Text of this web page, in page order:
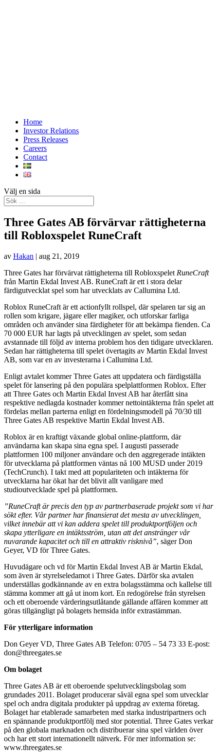
Home
Investor Relations
Press Releases
Careers
Contact
Välj en sida
Three Gates AB förvärvar rättigheterna
till Robloxspelet RuneCraft
av Hakan | aug 21, 2019
Three Gates har förvärvat rättigheterna till Robloxspelet RuneCraft
från Martin Ekdal Invest AB. RuneCraft är ett i stora delar
färdigutvecklat spel som har utvecklats av Callumina Ltd.
Roblox RuneCraft är ett actionfyllt rollspel, där spelaren tar sig an
rollen som krigare, jägare eller magiker, och utforskar farliga
områden och använder sina färdigheter för att bekämpa fienden. Ca
70 000 EUR har lagts på utvecklingen av spelet, som sedan
avstannade till följd av interna problem hos den tidigare utvecklaren.
Sedan har rättigheterna till spelet övertagits av Martin Ekdal Invest
AB, som var en av investerarna i Callumina Ltd.
Enligt avtalet kommer Three Gates att uppdatera och färdigställa
spelet för lansering på den populära spelplattformen Roblox. Efter
att Three Gates och Martin Ekdal Invest AB har återfått sina
respektive nedlagda kostnader kommer nettointäkterna från spelet att
fördelas mellan parterna enligt en fördelningsmodell på 70/30 till
Three Gates AB respektive Martin Ekdal Invest AB.
Roblox är en kraftigt växande global online-plattform, där
användarna kan skapa sina egna spel. I augusti passerade
plattformen 100 miljoner användare och den aggregerade intäkten
för utvecklarna på plattformen väntas nå 100 MUSD under 2019
(TechCrunch). I takt med att populariteten och intäkterna för
utvecklarna har ökat har det blivit allt vanligare med
studioutvecklade spel på plattformen.
”RuneCraft är precis den typ av partnerbaserade projekt som vi har
sökt efter. Vår partner har finansierat det mesta av utvecklingen,
vilket innebär att vi kan addera spelet till produktportföljen och
skapa ytterligare en intäktsström, utan att det anstränger vår
nuvarande kapacitet och till en attraktiv risknivå”, säger Don
Geyer, VD för Three Gates.
Huvudägare och vd för Martin Ekdal Invest AB är Martin Ekdal,
som även är styrelseledamot i Three Gates. Därför ska avtalen
underställas godkännande av en extra bolagsstämma och kallelse till
stämma kommer att gå ut inom kort. En redogörelse från styrelsen
och ett oberoende värderingsutlåtande gällande affären kommer att
göras tillgängligt på bolagets hemsida inför extrastämman.
För ytterligare information
Don Geyer VD, Three Gates AB Telefon: 0705 – 54 73 33 E-post:
don@threegates.se
Om bolaget
Three Gates AB är ett oberoende spelutvecklingsbolag som
grundades 2011. Bolaget producerar såväl egna spel som utvecklar
spel och andra digitala produkter på uppdrag av externa företag.
Bolaget har etablerade samarbeten med starka industripartners och
en spännande produktportfölj med stor potential. Three Gates verkar
på den globala marknaden och distribuerar sina spel världen över
och har ett stort internationellt nätverk. För mer information se:
www.threegates.se